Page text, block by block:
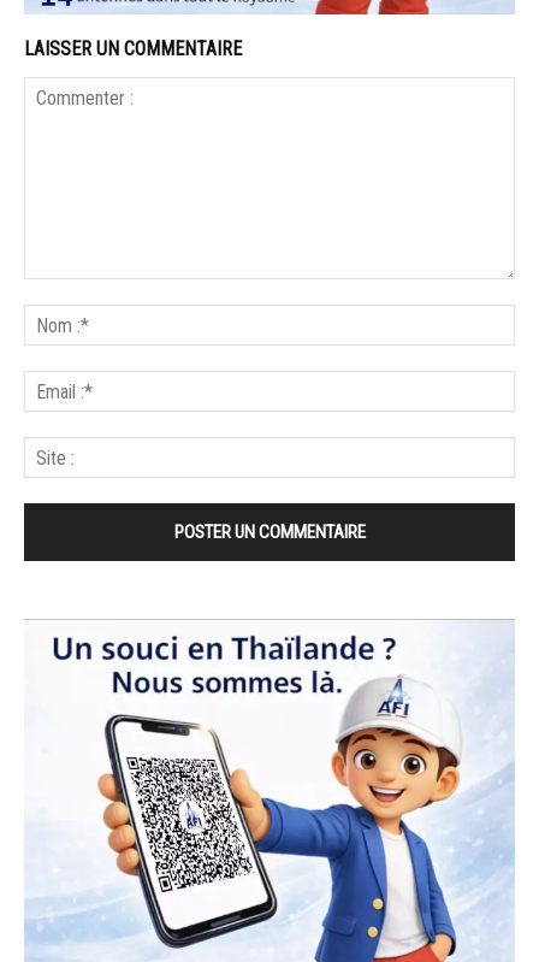
LAISSER UN COMMENTAIRE